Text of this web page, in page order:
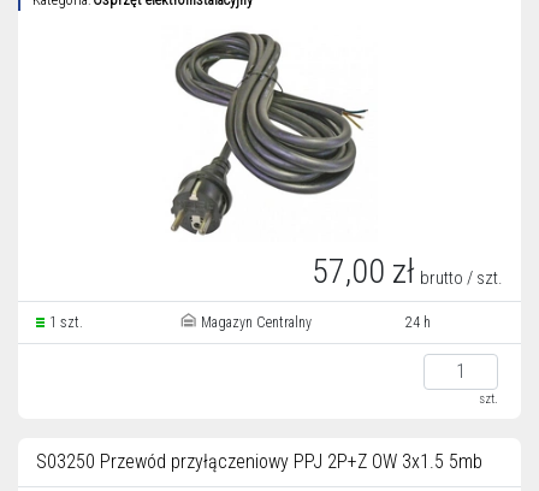
57,00 zł brutto / szt.
1 szt. Magazyn Centralny 24 h
szt.
S03250 Przewód przyłączeniowy PPJ 2P+Z OW 3x1.5 5mb